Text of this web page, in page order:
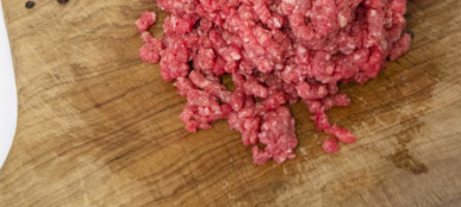
ANTEPRIMA RAPIDA